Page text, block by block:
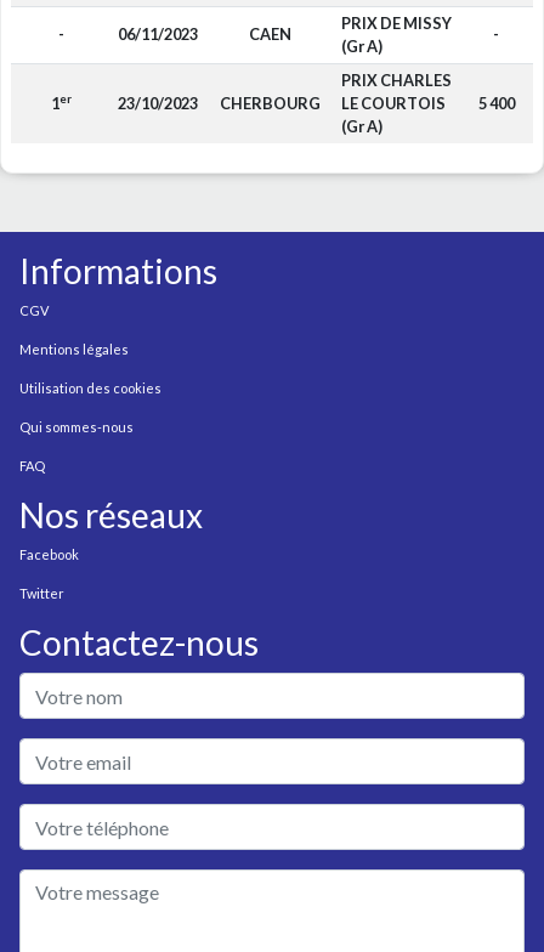
- 06/11/2023 CAEN
PRIX DE MISSY
(Gr A)
-
1er 23/10/2023 CHERBOURG
PRIX CHARLES
LE COURTOIS
(Gr A)
5 400
Informations
CGV
Mentions légales
Utilisation des cookies
Qui sommes-nous
FAQ
Nos réseaux
Facebook
Twitter
Contactez-nous